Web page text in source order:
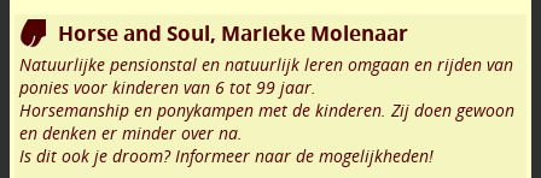
Horse and Soul, Marieke Molenaar
Natuurlijke pensionstal en natuurlijk leren omgaan en rijden van
ponies voor kinderen van 6 tot 99 jaar.
Horsemanship en ponykampen met de kinderen. Zij doen gewoon
en denken er minder over na.
Is dit ook je droom? Informeer naar de mogelijkheden!